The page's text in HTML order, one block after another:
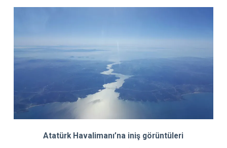
Atatürk Havalimanı’na iniş görüntüleri